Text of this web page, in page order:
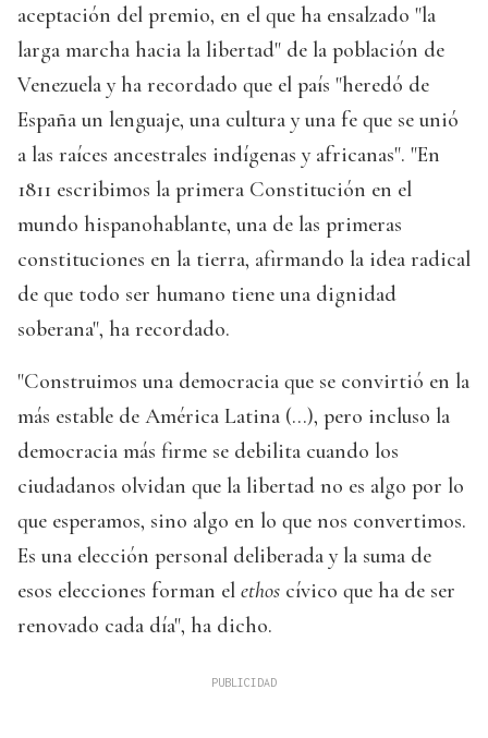
aceptación del premio, en el que ha ensalzado "la
larga marcha hacia la libertad" de la población de
Venezuela y ha recordado que el país "heredó de
España un lenguaje, una cultura y una fe que se unió
a las raíces ancestrales indígenas y africanas". "En
1811 escribimos la primera Constitución en el
mundo hispanohablante, una de las primeras
constituciones en la tierra, afirmando la idea radical
de que todo ser humano tiene una dignidad
soberana", ha recordado.
"Construimos una democracia que se convirtió en la
más estable de América Latina (...), pero incluso la
democracia más firme se debilita cuando los
ciudadanos olvidan que la libertad no es algo por lo
que esperamos, sino algo en lo que nos convertimos.
Es una elección personal deliberada y la suma de
esos elecciones forman el ethos cívico que ha de ser
renovado cada día", ha dicho.